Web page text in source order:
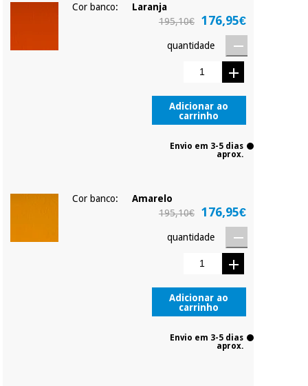
Cor banco:
Laranja
195,10€
176,95€
quantidade
Adicionar ao
carrinho
Envio em 3-5 dias
aprox.
Cor banco:
Amarelo
195,10€
176,95€
quantidade
Adicionar ao
carrinho
Envio em 3-5 dias
aprox.